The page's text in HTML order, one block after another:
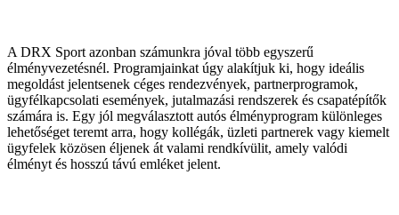
A DRX Sport azonban számunkra jóval több egyszerű
élményvezetésnél. Programjainkat úgy alakítjuk ki, hogy ideális
megoldást jelentsenek céges rendezvények, partnerprogramok,
ügyfélkapcsolati események, jutalmazási rendszerek és csapatépítők
számára is. Egy jól megválasztott autós élményprogram különleges
lehetőséget teremt arra, hogy kollégák, üzleti partnerek vagy kiemelt
ügyfelek közösen éljenek át valami rendkívülit, amely valódi
élményt és hosszú távú emléket jelent.